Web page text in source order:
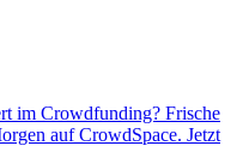
im Crowdfunding? Frische
auf CrowdSpace. Jetzt